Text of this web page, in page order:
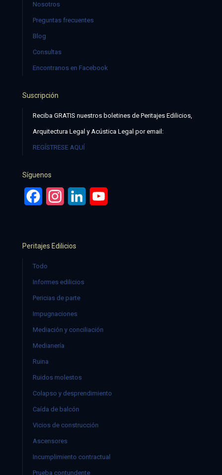
Nosotros
Preguntas frecuentes
Blog
Consultas
Encontranos en Facebook
Suscripción
Reciba GRATIS nuestros boletines de Peritajes Edilicios,
Arquitectura Legal y Acústica Legal por email:
REGÍSTRESE AQUÍ
Síguenos
FacebookInstagramLinkedIn
Peritajes Edilicios
Todo
Informes edilicios
Pericias de parte
Impugnaciones
Mediación y conciliación
Medianería
Ruina
Ruidos molestos
Colapso y desprendimiento
Caída de balcón
Vicios de construcción
Ascensores
Incumplimiento contractual
Prueba contundente